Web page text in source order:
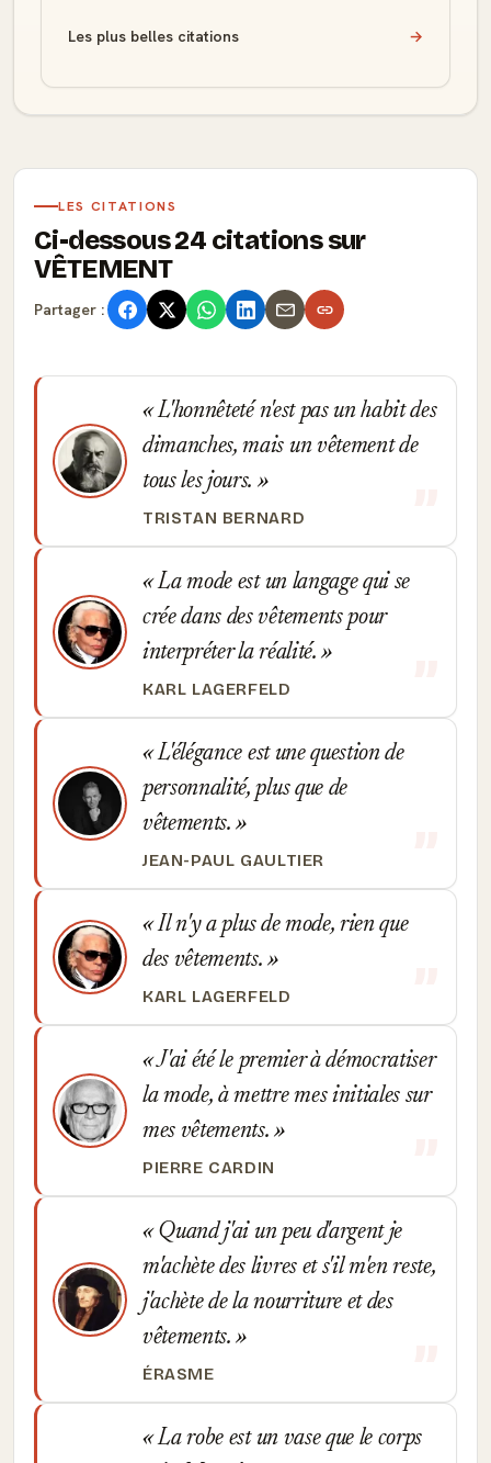
Les plus belles citations →
LES CITATIONS
Ci-dessous 24 citations sur
VÊTEMENT
Partager :
L'honnêteté n'est pas un habit des
dimanches, mais un vêtement de
tous les jours.
TRISTAN BERNARD
La mode est un langage qui se
crée dans des vêtements pour
interpréter la réalité.
KARL LAGERFELD
L'élégance est une question de
personnalité, plus que de
vêtements.
JEAN-PAUL GAULTIER
Il n'y a plus de mode, rien que
des vêtements.
KARL LAGERFELD
J'ai été le premier à démocratiser
la mode, à mettre mes initiales sur
mes vêtements.
PIERRE CARDIN
Quand j'ai un peu d'argent je
m'achète des livres et s'il m'en reste,
j'achète de la nourriture et des
vêtements.
ÉRASME
La robe est un vase que le corps